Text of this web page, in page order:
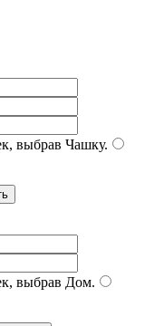
выбрав Чашку.
выбрав Дом.